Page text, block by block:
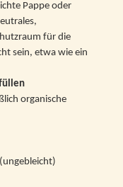
Pappe oder
für die
sein, etwa wie ein
organische